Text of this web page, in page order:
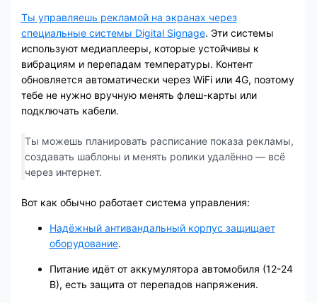
Ты управляешь рекламой на экранах через
специальные системы Digital Signage. Эти системы
используют медиаплееры, которые устойчивы к
вибрациям и перепадам температуры. Контент
обновляется автоматически через WiFi или 4G, поэтому
тебе не нужно вручную менять флеш-карты или
подключать кабели.
Ты можешь планировать расписание показа рекламы,
создавать шаблоны и менять ролики удалённо — всё
через интернет.
Вот как обычно работает система управления:
Надёжный антивандальный корпус защищает
оборудование.
Питание идёт от аккумулятора автомобиля (12-24
В), есть защита от перепадов напряжения.